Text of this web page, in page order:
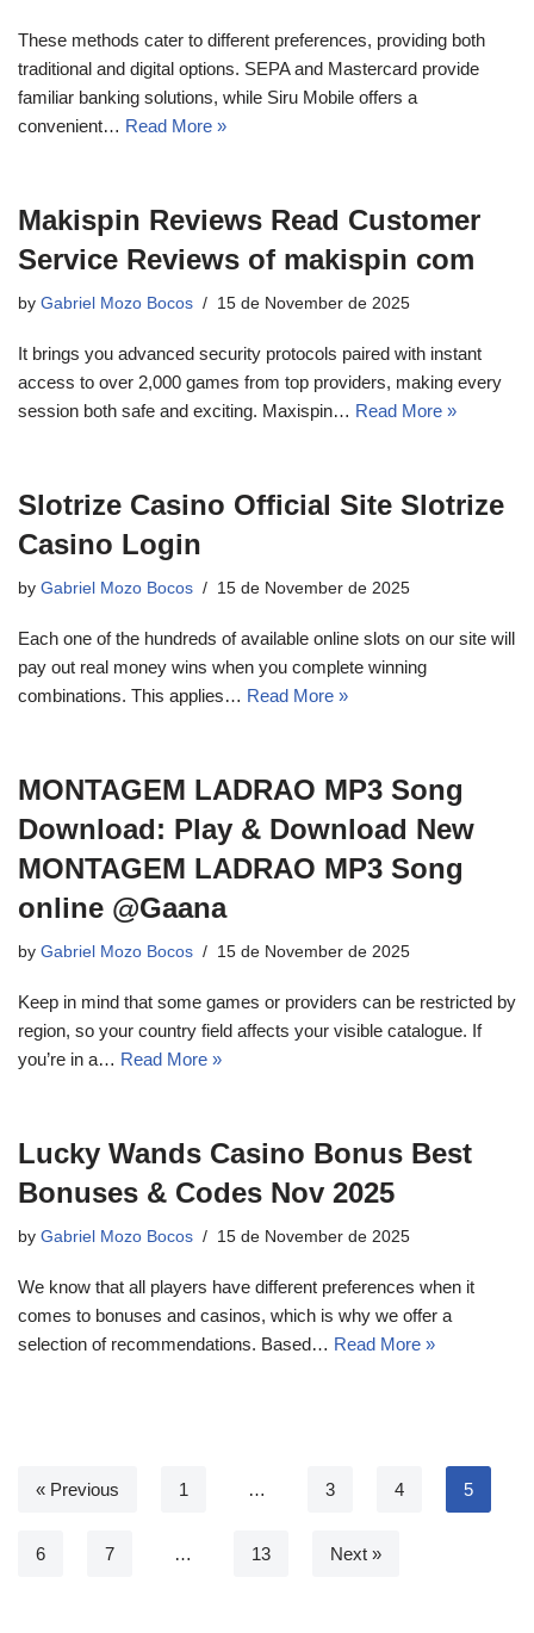
These methods cater to different preferences, providing both
traditional and digital options. SEPA and Mastercard provide
familiar banking solutions, while Siru Mobile offers a
convenient… Read More »
Makispin Reviews Read Customer
Service Reviews of makispin com
by Gabriel Mozo Bocos 15 de November de 2025
It brings you advanced security protocols paired with instant
access to over 2,000 games from top providers, making every
session both safe and exciting. Maxispin… Read More »
Slotrize Casino Official Site Slotrize
Casino Login
by Gabriel Mozo Bocos 15 de November de 2025
Each one of the hundreds of available online slots on our site will
pay out real money wins when you complete winning
combinations. This applies… Read More »
MONTAGEM LADRAO MP3 Song
Download: Play & Download New
MONTAGEM LADRAO MP3 Song
online @Gaana
by Gabriel Mozo Bocos 15 de November de 2025
Keep in mind that some games or providers can be restricted by
region, so your country field affects your visible catalogue. If
you’re in a… Read More »
Lucky Wands Casino Bonus Best
Bonuses & Codes Nov 2025
by Gabriel Mozo Bocos 15 de November de 2025
We know that all players have different preferences when it
comes to bonuses and casinos, which is why we offer a
selection of recommendations. Based… Read More »
« Previous 1 … 3 4 5
6 7 … 13 Next »